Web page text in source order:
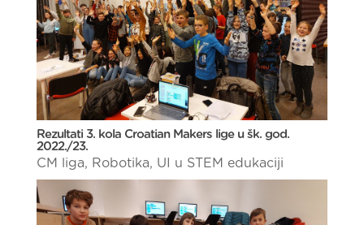
Rezultati 3. kola Croatian Makers lige u šk. god.
2022./23.
CM liga, Robotika, UI u STEM edukaciji